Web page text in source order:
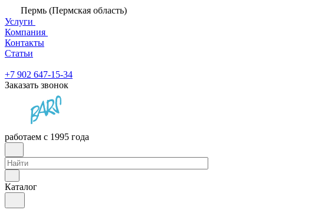
Пермь (Пермская область)
Услуги
Компания
Контакты
Статьи
+7 902 647-15-34
Заказать звонок
работаем с 1995 года
Каталог